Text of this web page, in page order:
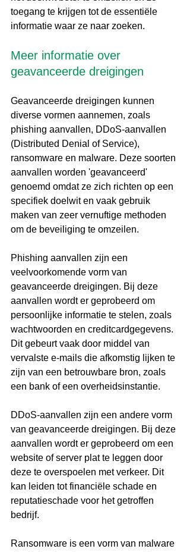
toegang te krijgen tot de essentiële
informatie waar ze naar zoeken.
Meer informatie over
geavanceerde dreigingen
Geavanceerde dreigingen kunnen
diverse vormen aannemen, zoals
phishing aanvallen, DDoS-aanvallen
(Distributed Denial of Service),
ransomware en malware. Deze soorten
aanvallen worden 'geavanceerd'
genoemd omdat ze zich richten op een
specifiek doelwit en vaak gebruik
maken van zeer vernuftige methoden
om de beveiliging te omzeilen.
Phishing aanvallen zijn een
veelvoorkomende vorm van
geavanceerde dreigingen. Bij deze
aanvallen wordt er geprobeerd om
persoonlijke informatie te stelen, zoals
wachtwoorden en creditcardgegevens.
Dit gebeurt vaak door middel van
vervalste e-mails die afkomstig lijken te
zijn van een betrouwbare bron, zoals
een bank of een overheidsinstantie.
DDoS-aanvallen zijn een andere vorm
van geavanceerde dreigingen. Bij deze
aanvallen wordt er geprobeerd om een
website of server plat te leggen door
deze te overspoelen met verkeer. Dit
kan leiden tot financiële schade en
reputatieschade voor het getroffen
bedrijf.
Ransomware is een vorm van malware